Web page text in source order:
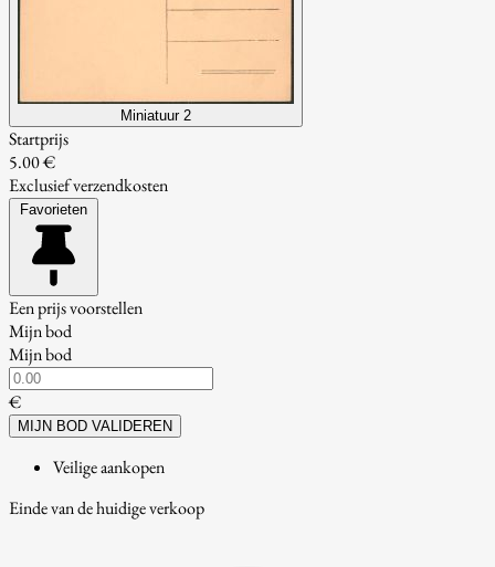
Miniatuur 2
Startprijs
5.00 €
Exclusief verzendkosten
Favorieten
Een prijs voorstellen
Mijn bod
Mijn bod
€
MIJN BOD VALIDEREN
Veilige aankopen
Einde van de huidige verkoop